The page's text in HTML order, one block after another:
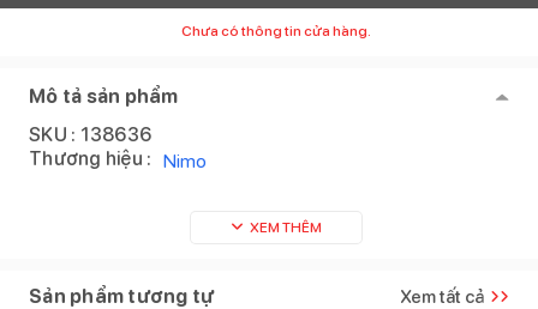
Chưa có thông tin cửa hàng.
Mô tả sản phẩm
SKU : 138636
Thương hiệu : Nimo
XEM THÊM
Sản phẩm tương tự Xem tất cả